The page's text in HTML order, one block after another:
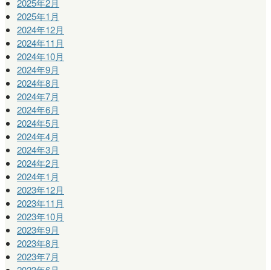
2025年2月
2025年1月
2024年12月
2024年11月
2024年10月
2024年9月
2024年8月
2024年7月
2024年6月
2024年5月
2024年4月
2024年3月
2024年2月
2024年1月
2023年12月
2023年11月
2023年10月
2023年9月
2023年8月
2023年7月